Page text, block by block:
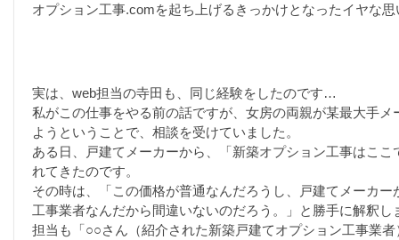
オプション工事.comを起ち上げるきっかけとなったイヤな
実は、web担当の寺田も、同じ経験をしたのです…
私がこの仕事をやる前の話ですが、女房の両親が某最大手
ようということで、相談を受けていました。
ある日、戸建てメーカーから、「新築オプション工事はこ
れてきたのです。
その時は、「この価格が普通なんだろうし、戸建てメーカ
工事業者なんだから間違いないのだろう。」と勝手に解釈し
担当も「○○さん（紹介された新築戸建てオプション工事業